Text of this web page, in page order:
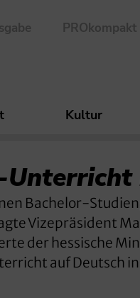
PROkompakt
Kultur
Bachelor-
Vizepräsident
der hessische
auf Deutsch in